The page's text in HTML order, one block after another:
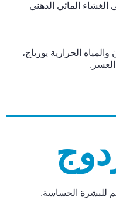
الغشاء المائي الدهني
الحرارية يورياج،
العسر.
للبشرة الحساسة.